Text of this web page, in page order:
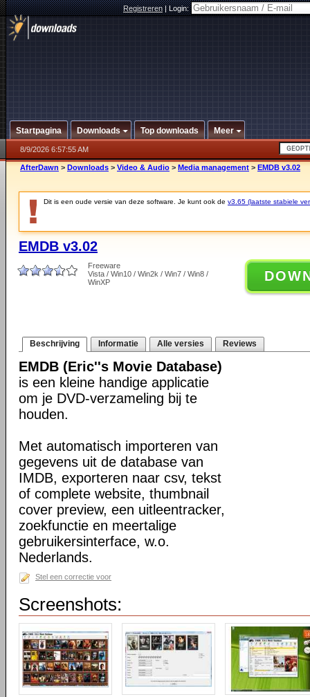
Registreren|Login:
Startpagina Downloads Top downloads Meer
8/9/2026 6:57:55 AM
AfterDawn > Downloads > Video & Audio > Media management > EMDB v3.02
Dit is een oude versie van deze software. Je kunt ook de v3.65 (laatste stabiele
EMDB v3.02
Freeware
Vista / Win10 / Win2k / Win7 / Win8 /
WinXP
Beschrijving Informatie Alle versies Reviews
EMDB (Eric''s Movie Database)
is een kleine handige applicatie
om je DVD-verzameling bij te
houden.
Met automatisch importeren van
gegevens uit de database van
IMDB, exporteren naar csv, tekst
of complete website, thumbnail
cover preview, een uitleentracker,
zoekfunctie en meertalige
gebruikersinterface, w.o.
Nederlands.
Stel een correctie voor
Screenshots: